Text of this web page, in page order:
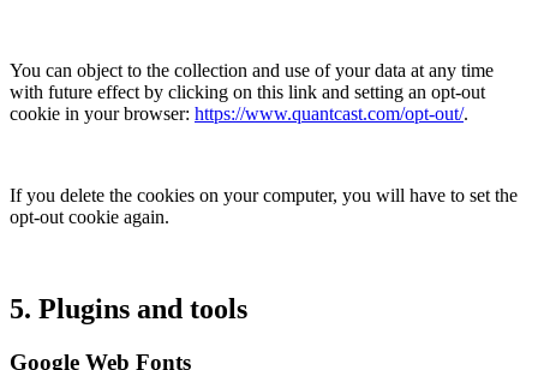
You can object to the collection and use of your data at any time
with future effect by clicking on this link and setting an opt-out
cookie in your browser: https://www.quantcast.com/opt-out/.
If you delete the cookies on your computer, you will have to set the
opt-out cookie again.
5. Plugins and tools
Google Web Fonts